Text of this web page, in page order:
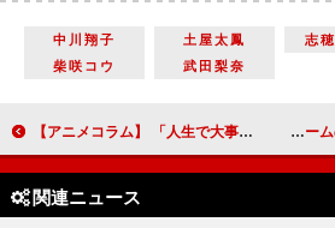
中川翔子 土屋太鳳
志
柴咲コウ
武田梨奈
【アニメコラム】 「人生で大事なことは80年代テレビアニメから教わった」後編
関連ニュース